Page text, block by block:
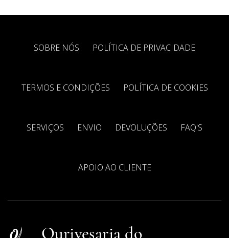
SOBRE NÓS POLÍTICA DE PRIVACIDADE
TERMOS E CONDIÇÕES POLÍTICA DE COOKIES
SERVIÇOS ENVIO DEVOLUÇÕES FAQ'S
APOIO AO CLIENTE